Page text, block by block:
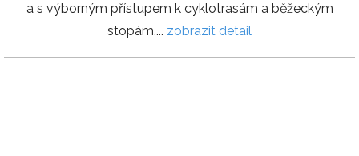
a s výborným přístupem k cyklotrasám a běžeckým
stopám.... zobrazit detail